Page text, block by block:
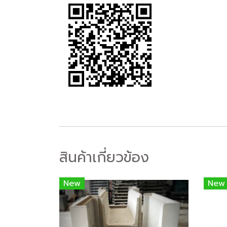
สินค้าเกี่ยวข้อง
New New